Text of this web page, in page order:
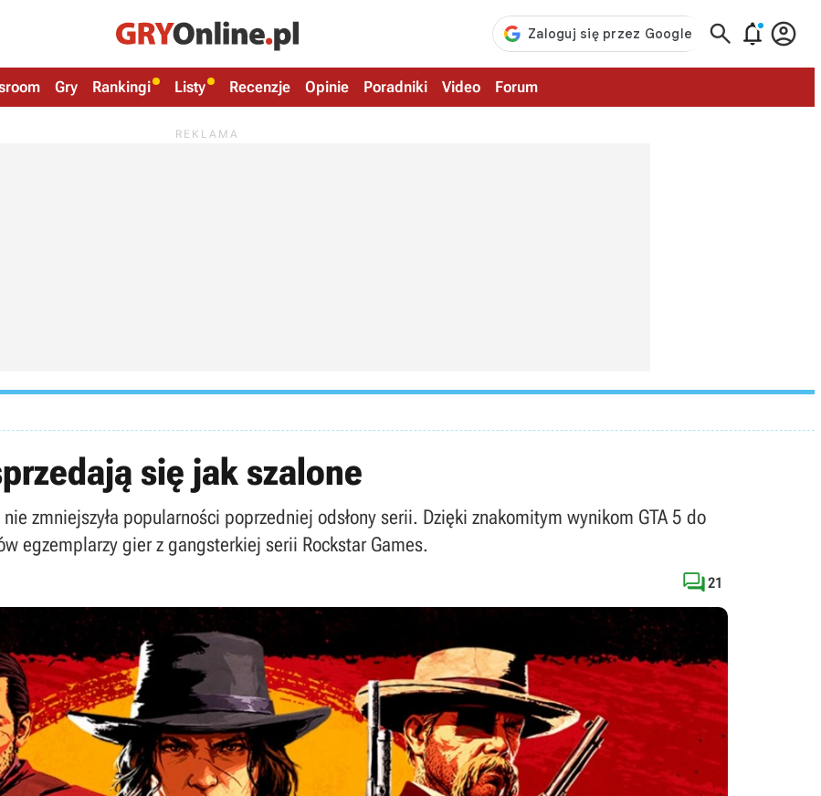
  
Gry Rankingi Listy Recenzje Opinie Poradniki Video Forum
się jak szalone
zmniejszyła popularności poprzedniej odsłony serii. Dzięki znakomitym wynikom GTA 5 do
egzemplarzy gier z gangsterkiej serii Rockstar Games.
21